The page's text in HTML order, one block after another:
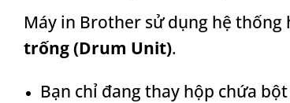
Máy in Brother sử dụng hệ
trống (Drum Unit).
Bạn chỉ đang thay hộp chứa